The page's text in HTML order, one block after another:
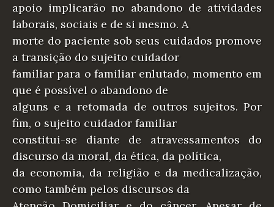
apoio implicarão no abandono de atividades
laborais, sociais e de si mesmo. A
morte do paciente sob seus cuidados promove
a transição do sujeito cuidador
familiar para o familiar enlutado, momento em
que é possível o abandono de
alguns e a retomada de outros sujeitos. Por
fim, o sujeito cuidador familiar
constitui-se diante de atravessamentos do
discurso da moral, da ética, da política,
da economia, da religião e da medicalização,
como também pelos discursos da